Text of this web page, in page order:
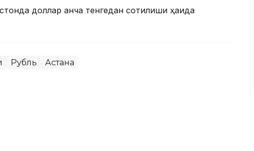
доллар қанча тенгедан сотилиши ҳақида
Рубль Астана